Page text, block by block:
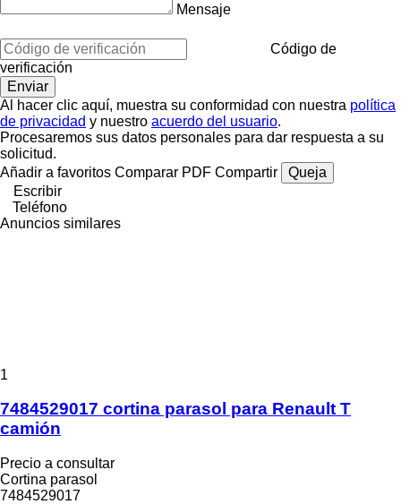
Mensaje
Código de
verificación
Al hacer clic aquí, muestra su conformidad con nuestra política
de privacidad y nuestro acuerdo del usuario.
Procesaremos sus datos personales para dar respuesta a su
solicitud.
Añadir a favoritos Comparar PDF Compartir
Queja
Escribir
Teléfono
Anuncios similares
1
7484529017 cortina parasol para Renault T
camión
Precio a consultar
Cortina parasol
7484529017